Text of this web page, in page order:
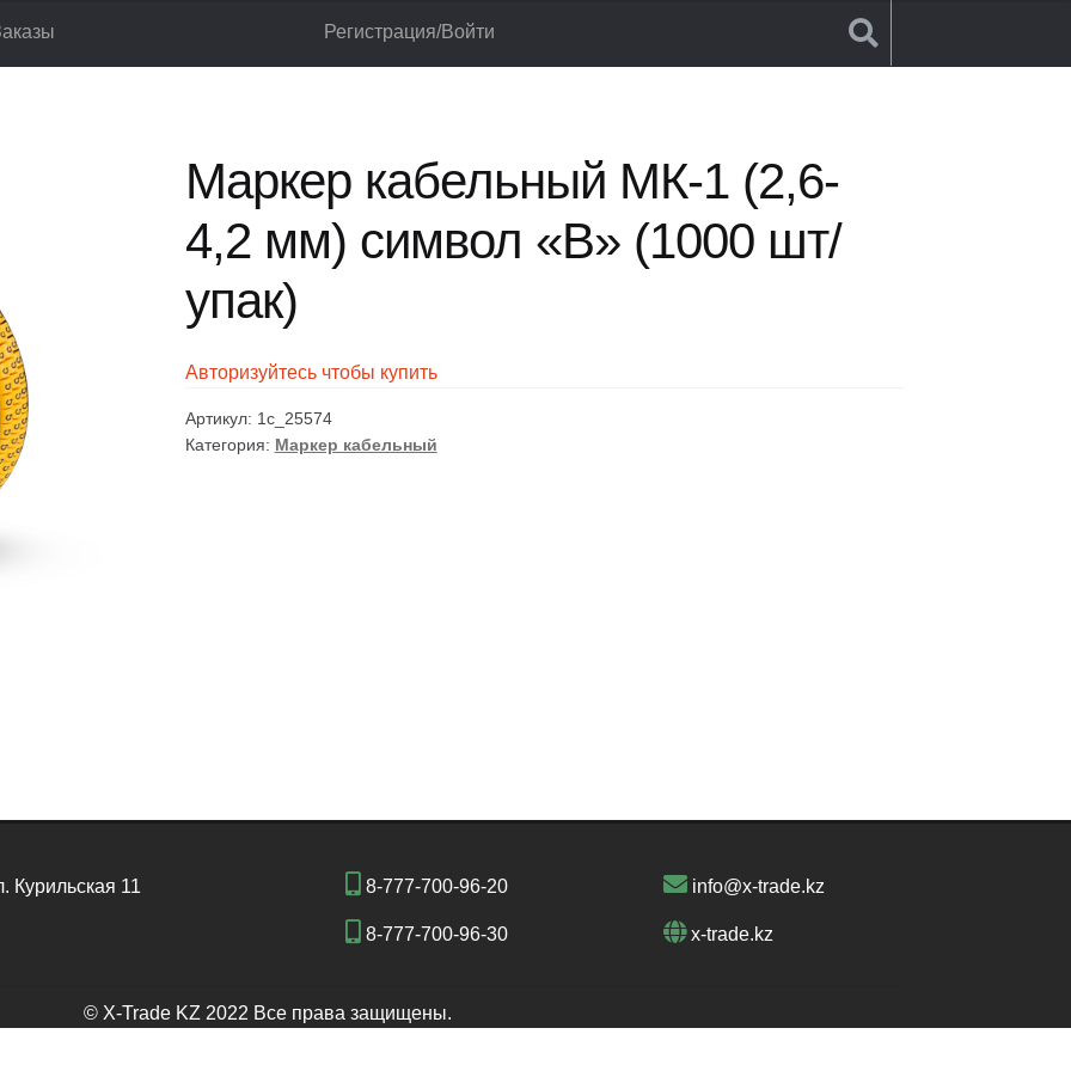
Регистрация/Войти
кабельный МК-1 (2,6-4,2 мм) символ «В» (1000 шт/упак)
Маркер кабельный МК-1 (2,6-
4,2 мм) символ «В» (1000 шт/
упак)
Авторизуйтесь чтобы купить
Артикул: 1c_25574
Категория: Маркер кабельный
Курильская 11 8-777-700-96-20
8-777-700-96-30
info@x-trade.kz
x-trade.kz
© X-Trade KZ 2022 Все права защищены.